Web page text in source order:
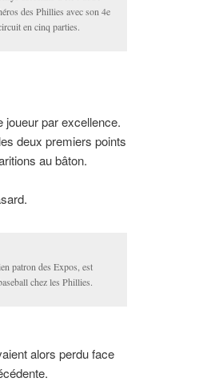
des Phillies avec son 4e
en cinq parties.
par excellence.
deux premiers points
au bâton.
patron des Expos, est
chez les Phillies.
alors perdu face